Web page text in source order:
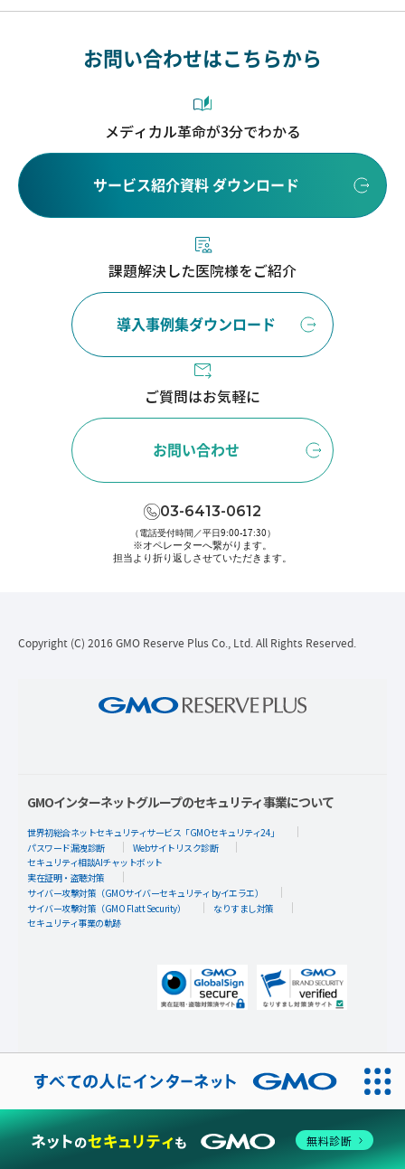
お問い合わせはこちらから
メディカル革命が3分でわかる
サービス紹介資料 ダウンロード
課題解決した医院様をご紹介
導入事例集ダウンロード
ご質問はお気軽に
お問い合わせ
03-6413-0612
（電話受付時間／平日9:00-17:30）
※オペレーターへ繋がります。
担当より折り返しさせていただきます。
Copyright (C) 2016 GMO Reserve Plus Co., Ltd. All Rights Reserved.
GMOインターネットグループのセキュリティ事業について
世界初総合ネットセキュリティサービス「GMOセキュリティ24」
パスワード漏洩診断
Webサイトリスク診断
セキュリティ相談AIチャットボット
実在証明・盗聴対策
サイバー攻撃対策（GMOサイバーセキュリティ byイエラエ）
サイバー攻撃対策（GMO Flatt Security）
なりすまし対策
セキュリティ事業の軌跡
無料診断